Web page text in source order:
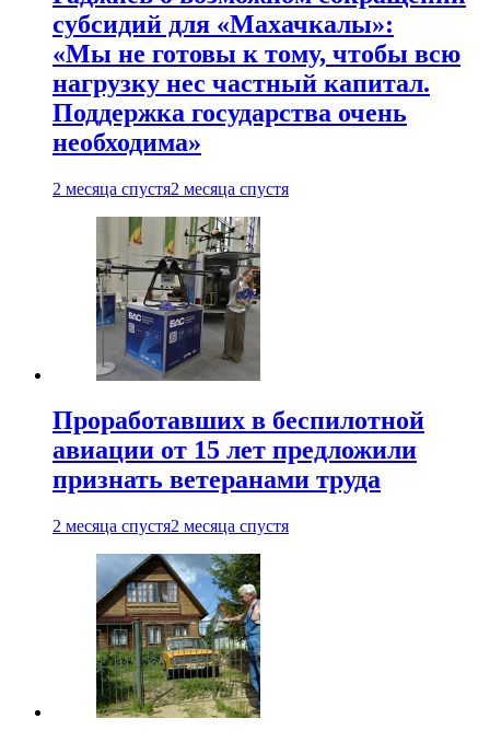
субсидий для «Махачкалы»:
«Мы не готовы к тому, чтобы всю
нагрузку нес частный капитал.
Поддержка государства очень
необходима»
2 месяца спустя2 месяца спустя
Проработавших в беспилотной
авиации от 15 лет предложили
признать ветеранами труда
2 месяца спустя2 месяца спустя